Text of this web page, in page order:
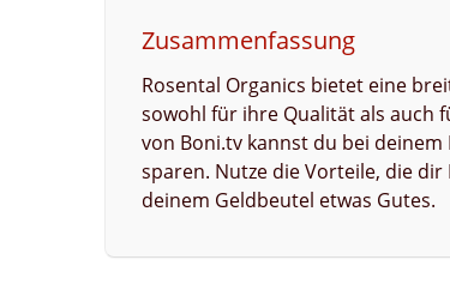
Zusammenfassung
Rosental Organics bietet eine
sowohl für ihre Qualität als auch
von Boni.tv kannst du bei deinem
sparen. Nutze die Vorteile, die
deinem Geldbeutel etwas Gutes.